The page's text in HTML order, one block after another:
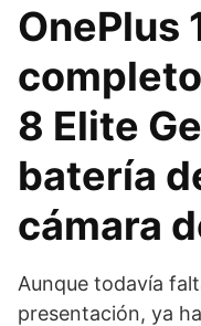
OnePlus
8 Elite
batería
cámara
Aunque todavía
presentación, ya